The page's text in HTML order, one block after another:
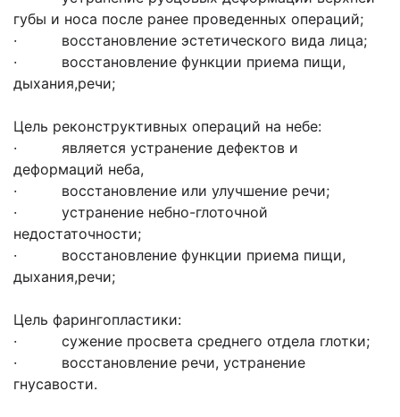
губы и носа после ранее проведенных операций;
· восстановление эстетического вида лица;
· восстановление функции приема пищи,
дыхания,речи;
Цель реконструктивных операций на небе:
· является устранение дефектов и
деформаций неба,
· восстановление или улучшение речи;
· устранение небно-глоточной
недостаточности;
· восстановление функции приема пищи,
дыхания,речи;
Цель фарингопластики:
· сужение просвета среднего отдела глотки;
· восстановление речи, устранение
гнусавости.